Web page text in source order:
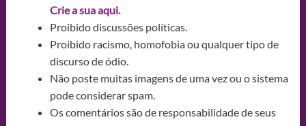
Crie a sua aqui.
Proibido discussões políticas.
Proibido racismo, homofobia ou qualquer tipo de
discurso de ódio.
Não poste muitas imagens de uma vez ou o sistema
pode considerar spam.
Os comentários são de responsabilidade de seus